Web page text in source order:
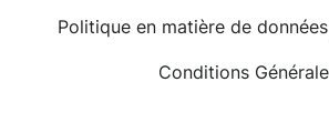
Politique en matière de
Conditions